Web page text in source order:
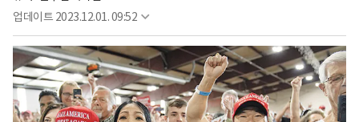
업데이트 2023.12.01. 09:52